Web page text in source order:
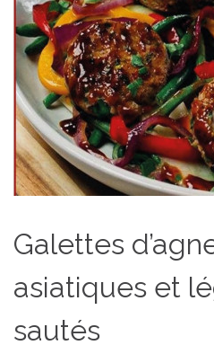
Galettes
asiatiques et
sautés